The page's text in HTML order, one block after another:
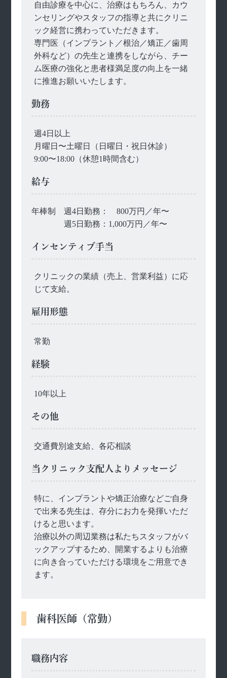
自由診療を中心に、治療はもちろん、カウ
ンセリングやスタッフの指導と共にクリニ
ック経営に携わっていただきます。
専門医（インプラント／根治／矯正／歯周
外科など）の先生と連携をしながら、チー
ム医療の強化と患者様満足度の向上を一緒
に推進お願いいたします。
勤務
週4日以上
月曜日〜土曜日（日曜日・祝日休診）
9:00〜18:00（休憩1時間含む）
給与
年棒制 週4日勤務： 800万円／年〜
週5日勤務：1,000万円／年〜
インセンティブ手当
クリニックの業績（売上、営業利益）に応
じて支給。
雇用形態
常勤
経験
10年以上
その他
交通費別途支給、各応相談
当クリニック支配人よりメッセージ
特に、インプラントや矯正治療などご自身
で出来る先生は、存分にお力を発揮いただ
けると思います。
治療以外の周辺業務は私たちスタッフがバ
ックアップするため、開業するよりも治療
に向き合っていただける環境をご用意でき
ます。
歯科医師（常勤）
職務内容